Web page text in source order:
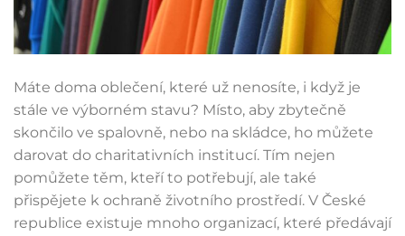
Máte doma oblečení, které už nenosíte, i když je
stále ve výborném stavu? Místo, aby zbytečně
skončilo ve spalovně, nebo na skládce, ho můžete
darovat do charitativních institucí. Tím nejen
pomůžete těm, kteří to potřebují, ale také
přispějete k ochraně životního prostředí. V České
republice existuje mnoho organizací, které předávají